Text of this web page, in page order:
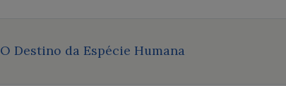
O Destino da Espécie Humana